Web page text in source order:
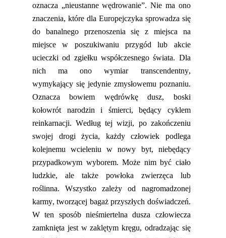
oznacza „nieustanne wędrowanie”. Nie ma ono
znaczenia, które dla Europejczyka sprowadza się
do banalnego przenoszenia się z miejsca na
miejsce w poszukiwaniu przygód lub akcie
ucieczki od zgiełku współczesnego świata. Dla
nich ma ono wymiar transcendentny,
wymykający się jedynie zmysłowemu poznaniu.
Oznacza bowiem wędrówkę dusz, boski
kołowrót narodzin i śmierci, będący cyklem
reinkarnacji. Według tej wizji, po zakończeniu
swojej drogi życia, każdy człowiek podlega
kolejnemu wcieleniu w nowy byt, niebędący
przypadkowym wyborem. Może nim być ciało
ludzkie, ale także powłoka zwierzęca lub
roślinna. Wszystko zależy od nagromadzonej
karmy, tworzącej bagaż przyszłych doświadczeń.
W ten sposób nieśmiertelna dusza człowiecza
zamknięta jest w zaklętym kręgu, odradzając się